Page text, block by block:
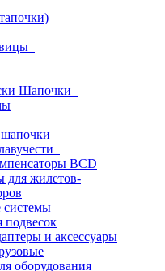
Шапочки
BCD
для жилетов-
системы
подвесок
и аксессуары
оборудования